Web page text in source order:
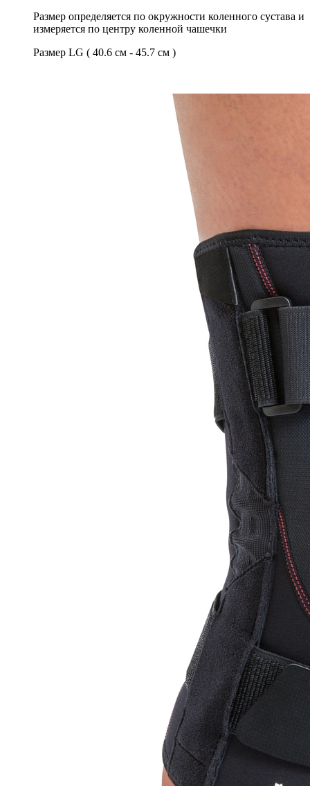
Размер определяется по окружности коленного сустава и
измеряется по центру коленной чашечки
Размер LG ( 40.6 см - 45.7 см )